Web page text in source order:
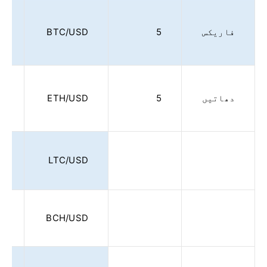
فاریکس 5
BTC/USD
دھاتیں 5
ETH/USD
LTC/USD
BCH/USD